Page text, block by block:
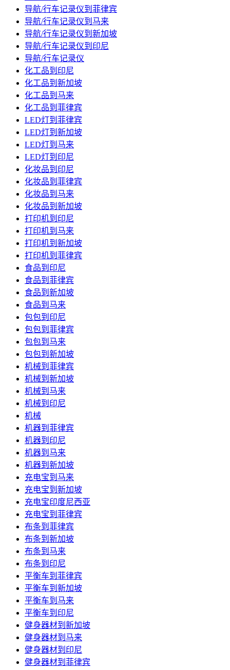
导航/行车记录仪到菲律宾
导航/行车记录仪到马来
导航/行车记录仪到新加坡
导航/行车记录仪到印尼
导航/行车记录仪
化工品到印尼
化工品到新加坡
化工品到马来
化工品到菲律宾
LED灯到菲律宾
LED灯到新加坡
LED灯到马来
LED灯到印尼
化妆品到印尼
化妆品到菲律宾
化妆品到马来
化妆品到新加坡
打印机到印尼
打印机到马来
打印机到新加坡
打印机到菲律宾
食品到印尼
食品到菲律宾
食品到新加坡
食品到马来
包包到印尼
包包到菲律宾
包包到马来
包包到新加坡
机械到菲律宾
机械到新加坡
机械到马来
机械到印尼
机械
机器到菲律宾
机器到印尼
机器到马来
机器到新加坡
充电宝到马来
充电宝到新加坡
充电宝印度尼西亚
充电宝到菲律宾
布条到菲律宾
布条到新加坡
布条到马来
布条到印尼
平衡车到菲律宾
平衡车到新加坡
平衡车到马来
平衡车到印尼
健身器材到新加坡
健身器材到马来
健身器材到印尼
健身器材到菲律宾